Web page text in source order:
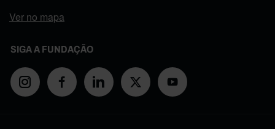
Ver no mapa
SIGA A FUNDAÇÃO